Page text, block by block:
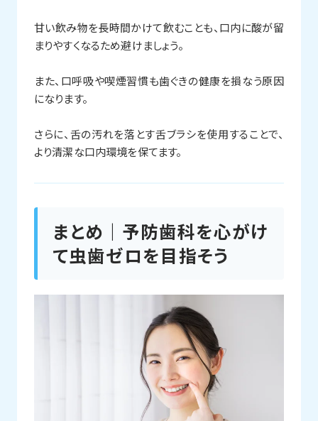
甘い飲み物を長時間かけて飲むことも、口内に酸が留
まりやすくなるため避けましょう。
また、口呼吸や喫煙習慣も歯ぐきの健康を損なう原因
になります。
さらに、舌の汚れを落とす舌ブラシを使用することで、
より清潔な口内環境を保てます。
まとめ｜予防歯科を心がけ
て虫歯ゼロを目指そう